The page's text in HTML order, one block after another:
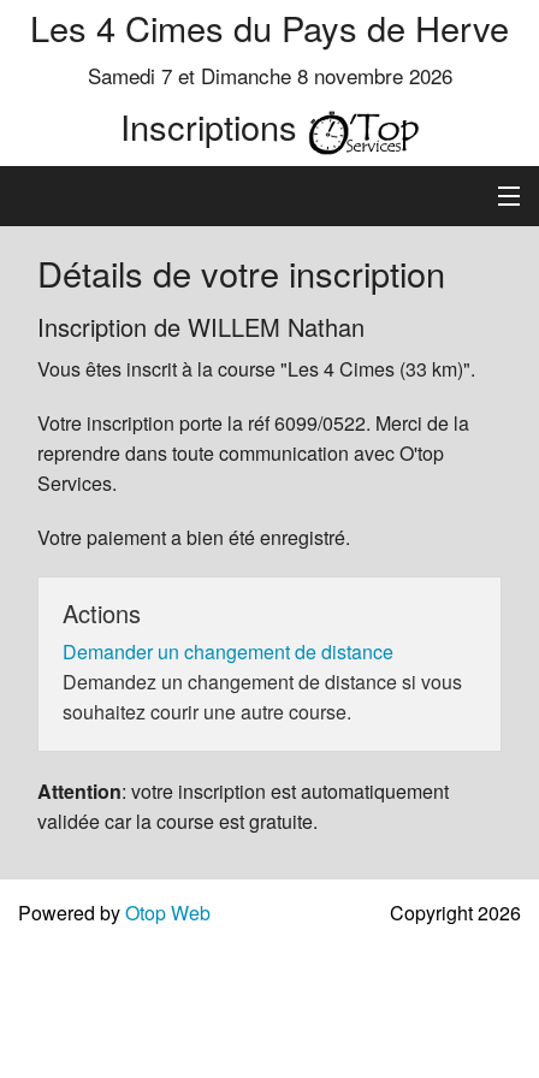
Les 4 Cimes du Pays de Herve
Samedi 7 et Dimanche 8 novembre 2026
Inscriptions
Inscription
Préinscrits
Informations
Détails de votre inscription
Inscription de WILLEM Nathan
Vous êtes inscrit à la course "Les 4 Cimes (33 km)".
Votre inscription porte la réf 6099/0522. Merci de la
reprendre dans toute communication avec O'top
Services.
Votre paiement a bien été enregistré.
Actions
Demander un changement de distance
Demandez un changement de distance si vous
souhaitez courir une autre course.
Attention: votre inscription est automatiquement
validée car la course est gratuite.
Powered byOtop Web Copyright 2026